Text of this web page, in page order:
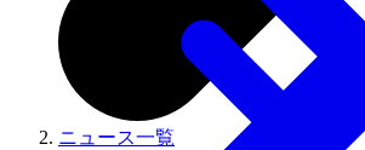
ニュース一覧